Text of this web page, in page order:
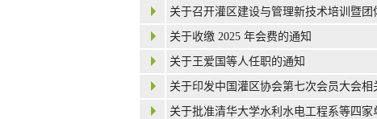
关于召开灌区建设与管理新技术培训暨团
关于收缴 2025 年会费的通知
关于王爱国等人任职的通知
关于印发中国灌区协会第七次会员大会相
关于批准清华大学水利水电工程系等四